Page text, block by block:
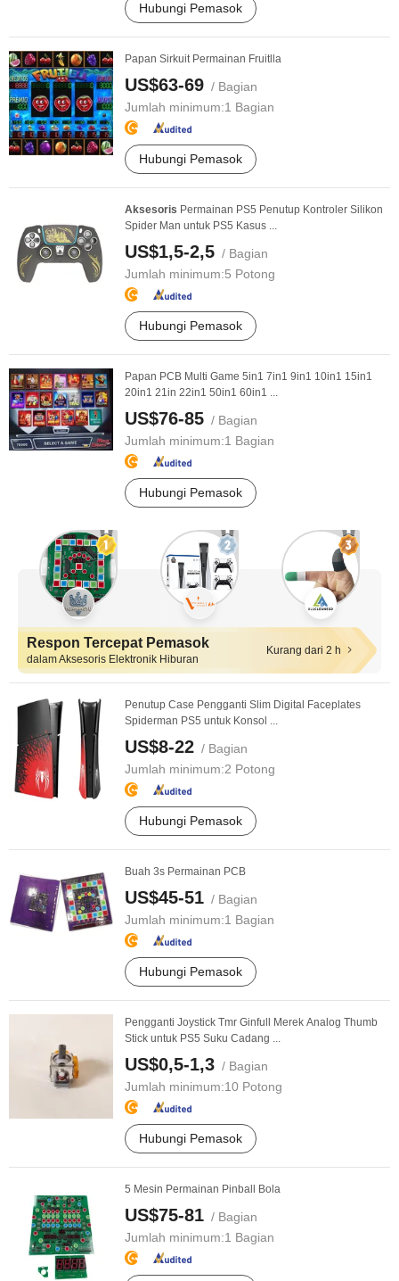
Hubungi Pemasok
Papan Sirkuit Permainan Fruitlla
US$63-69 / Bagian
Jumlah minimum:1 Bagian
Hubungi Pemasok
Aksesoris Permainan PS5 Penutup Kontroler Silikon
Spider Man untuk PS5 Kasus ...
US$1,5-2,5 / Bagian
Jumlah minimum:5 Potong
Hubungi Pemasok
Papan PCB Multi Game 5in1 7in1 9in1 10in1 15in1
20in1 21in 22in1 50in1 60in1 ...
US$76-85 / Bagian
Jumlah minimum:1 Bagian
Hubungi Pemasok
Respon Tercepat Pemasok
dalam Aksesoris Elektronik Hiburan
Kurang dari 2 h
Penutup Case Pengganti Slim Digital Faceplates
Spiderman PS5 untuk Konsol ...
US$8-22 / Bagian
Jumlah minimum:2 Potong
Hubungi Pemasok
Buah 3s Permainan PCB
US$45-51 / Bagian
Jumlah minimum:1 Bagian
Hubungi Pemasok
Pengganti Joystick Tmr Ginfull Merek Analog Thumb
Stick untuk PS5 Suku Cadang ...
US$0,5-1,3 / Bagian
Jumlah minimum:10 Potong
Hubungi Pemasok
5 Mesin Permainan Pinball Bola
US$75-81 / Bagian
Jumlah minimum:1 Bagian